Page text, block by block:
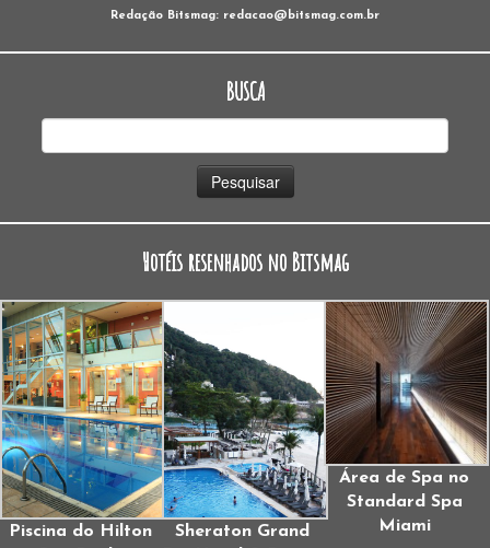
Redação Bitsmag: redacao@bitsmag.com.br
BUSCA
Hotéis resenhados no Bitsmag
Piscina do Hilton
Sheraton Grand
Área de Spa no
Standard Spa
Miami